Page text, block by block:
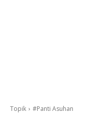
Topik #Panti Asuhan